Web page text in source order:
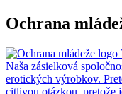
Ochrana
Naša zásielková
erotických výrobkov.
citlivou otázkou, pretože